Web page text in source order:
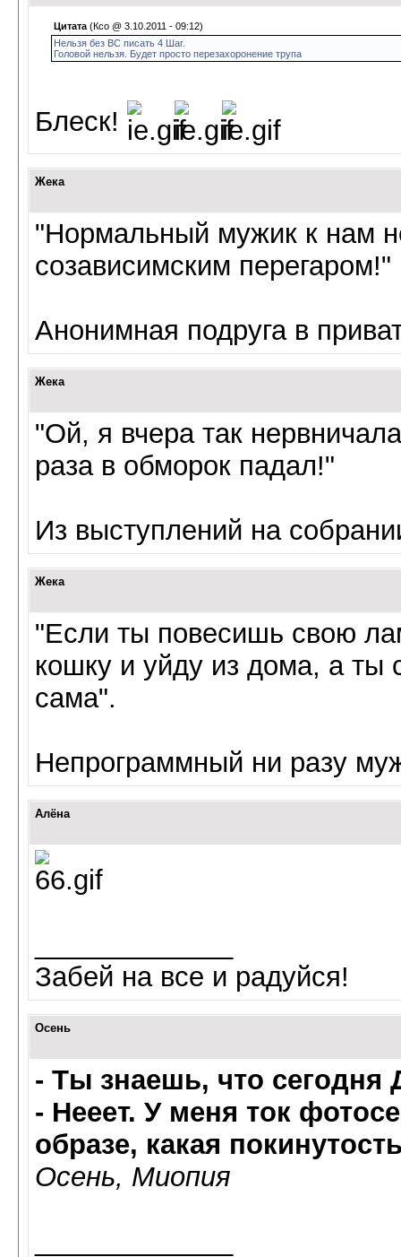
Цитата (Ксо @ 3.10.2011 - 09:12)
Нельзя без ВС писать 4 Шаг.
Головой нельзя. Будет просто перезахоронение трупа
Блеск!
Жека
"Нормальный мужик к нам
созависимским перегаром!"
Анонимная подруга в
Жека
"Ой, я вчера так
раза в обморок падал!"
Из выступлений на
Жека
"Если ты повесишь свою
кошку и уйду из дома, а ты
сама".
Непрограммный ни разу
Алёна
Забей на все и радуйся!
Осень
- Ты знаешь, что сегодня
- Нееет. У меня ток
образе, какая
Осень, Миопия